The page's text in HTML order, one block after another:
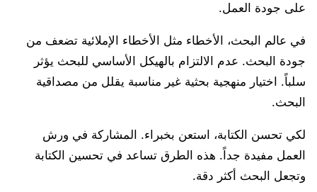
على جودة العمل.
في عالم البحث، الأخطاء مثل الأخطاء الإملائية تضعف من
جودة البحث. عدم الالتزام بالهيكل الأساسي للبحث يؤثر
سلباً. اختيار منهجية بحثية غير مناسبة يقلل من مصداقية
البحث.
لكي تحسن الكتابة، استعن بخبراء. المشاركة في ورش
العمل مفيدة جداً. هذه الطرق تساعد في تحسين الكتابة
وتجعل البحث أكثر دقة.